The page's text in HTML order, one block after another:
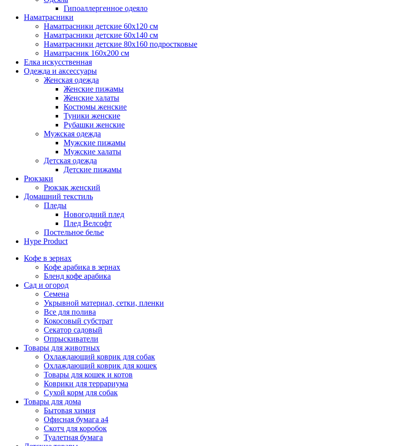
Гипоаллергенное одеяло
Наматрасники
Наматрасники детские 60х120 см
Наматрасники детские 60х140 см
Наматрасники детские 80х160 подростковые
Наматрасник 160х200 см
Елка искусственная
Одежда и аксессуары
Женская одежда
Женские пижамы
Женские халаты
Костюмы женские
Туники женские
Рубашки женские
Мужская одежда
Мужские пижамы
Мужские халаты
Детская одежда
Детские пижамы
Рюкзаки
Рюкзак женский
Домашний текстиль
Пледы
Новогодний плед
Плед Велсофт
Постельное белье
Hype Product
Кофе в зернах
Кофе арабика в зернах
Бленд кофе арабика
Сад и огород
Семена
Укрывной материал, сетки, пленки
Все для полива
Кокосовый субстрат
Секатор садовый
Опрыскиватели
Товары для животных
Охлаждающий коврик для собак
Охлаждающий коврик для кошек
Товары для кошек и котов
Коврики для террариума
Сухой корм для собак
Товары для дома
Бытовая химия
Офисная бумага а4
Скотч для коробок
Туалетная бумага